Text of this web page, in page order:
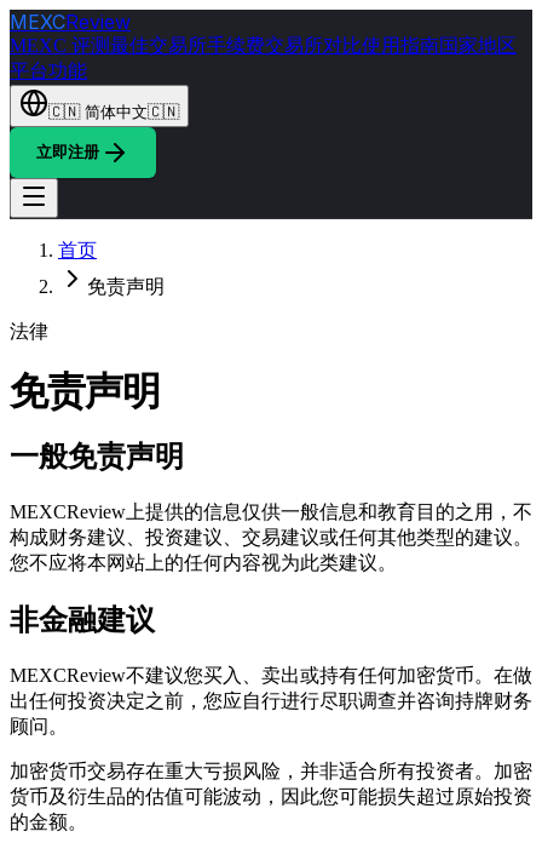
MEXCReview
MEXC 评测最佳交易所手续费交易所对比使用指南国家地区
平台功能
🇨🇳 简体中文🇨🇳
立即注册
首页
免责声明
法律
免责声明
一般免责声明
MEXCReview上提供的信息仅供一般信息和教育目的之用，不
构成财务建议、投资建议、交易建议或任何其他类型的建议。
您不应将本网站上的任何内容视为此类建议。
非金融建议
MEXCReview不建议您买入、卖出或持有任何加密货币。在做
出任何投资决定之前，您应自行进行尽职调查并咨询持牌财务
顾问。
加密货币交易存在重大亏损风险，并非适合所有投资者。加密
货币及衍生品的估值可能波动，因此您可能损失超过原始投资
的金额。